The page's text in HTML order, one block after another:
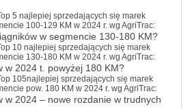
5 najlepiej sprzedających się marek
100-129 KM w 2024 r. wg AgriTrac:
w segmencie 130-180 KM?
10 najlepiej sprzedających się marek
130-180 KM w 2024 r. wg AgriTrac:
w 2024 t. powyżej 180 KM?
105najlepiej sprzedających się marek
pow. 180 KM w 2024 r. wg AgriTrac:
w 2024 – nowe rozdanie w trudnych